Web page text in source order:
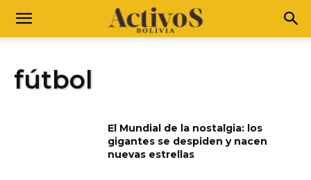
fútbol
El Mundial de la nostalgia: los
gigantes se despiden y nacen
nuevas estrellas